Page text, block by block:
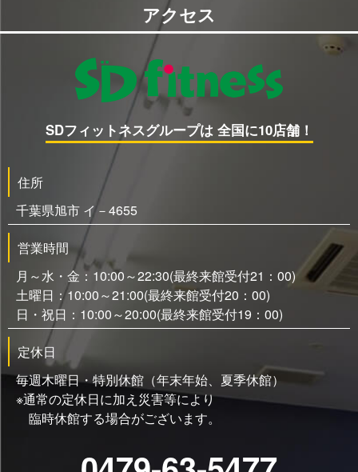
アクセス
SDフィットネスグループは 全国に10店舗！
住所
千葉県旭市 イ－4655
営業時間
月～水・金：10:00～22:30(最終来館受付21：00)
土曜日：10:00～21:00(最終来館受付20：00)
日・祝日：10:00～20:00(最終来館受付19：00)
定休日
毎週木曜日・特別休館（年末年始、夏季休館）
※通常の定休日に加え災害等により
臨時休館する場合がございます。